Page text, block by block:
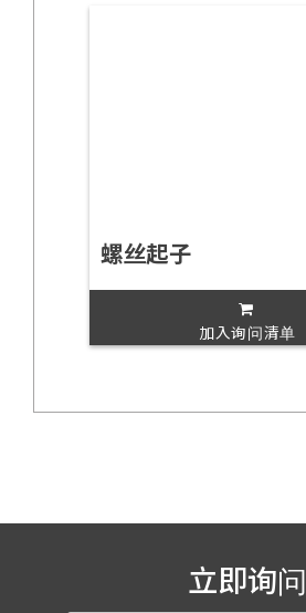
螺丝起子
加入询问清单
立即询问